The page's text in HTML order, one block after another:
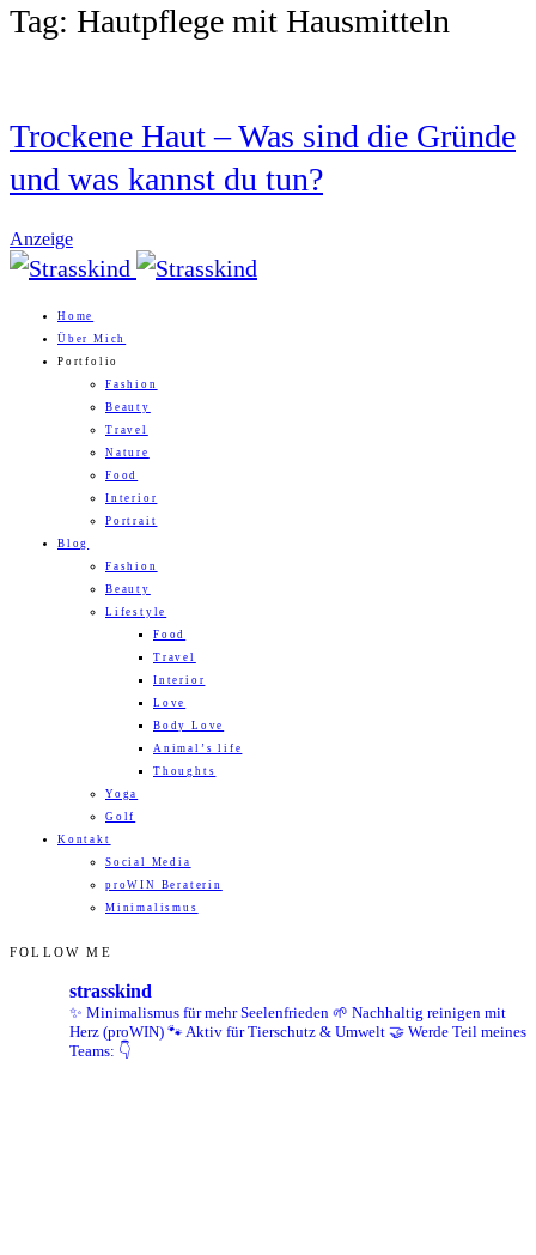
Tag: Hautpflege mit Hausmitteln
Trockene Haut – Was sind die Gründe
und was kannst du tun?
Anzeige
Home
Über Mich
Portfolio
Fashion
Beauty
Travel
Nature
Food
Interior
Portrait
Blog
Fashion
Beauty
Lifestyle
Food
Travel
Interior
Love
Body Love
Animal’s life
Thoughts
Yoga
Golf
Kontakt
Social Media
proWIN Beraterin
Minimalismus
FOLLOW ME
strasskind
✨ Minimalismus für mehr Seelenfrieden 🌱 Nachhaltig reinigen mit
Herz (proWIN) 🐾 Aktiv für Tierschutz & Umwelt 🤝 Werde Teil meines
Teams: 👇